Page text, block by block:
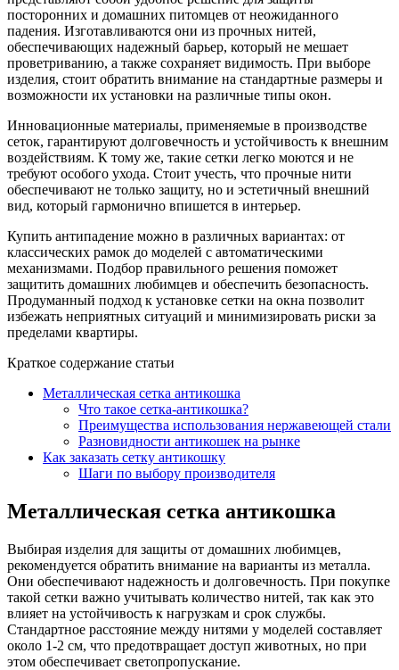
посторонних и домашних питомцев от неожиданного
падения. Изготавливаются они из прочных нитей,
обеспечивающих надежный барьер, который не мешает
проветриванию, а также сохраняет видимость. При выборе
изделия, стоит обратить внимание на стандартные размеры и
возможности их установки на различные типы окон.
Инновационные материалы, применяемые в производстве
сеток, гарантируют долговечность и устойчивость к внешним
воздействиям. К тому же, такие сетки легко моются и не
требуют особого ухода. Стоит учесть, что прочные нити
обеспечивают не только защиту, но и эстетичный внешний
вид, который гармонично впишется в интерьер.
Купить антипадение можно в различных вариантах: от
классических рамок до моделей с автоматическими
механизмами. Подбор правильного решения поможет
защитить домашних любимцев и обеспечить безопасность.
Продуманный подход к установке сетки на окна позволит
избежать неприятных ситуаций и минимизировать риски за
пределами квартиры.
Краткое содержание статьи
Металлическая сетка антикошка
Что такое сетка-антикошка?
Преимущества использования нержавеющей стали
Разновидности антикошек на рынке
Как заказать сетку антикошку
Шаги по выбору производителя
Металлическая сетка антикошка
Выбирая изделия для защиты от домашних любимцев,
рекомендуется обратить внимание на варианты из металла.
Они обеспечивают надежность и долговечность. При покупке
такой сетки важно учитывать количество нитей, так как это
влияет на устойчивость к нагрузкам и срок службы.
Стандартное расстояние между нитями у моделей составляет
около 1-2 см, что предотвращает доступ животных, но при
этом обеспечивает светопропускание.